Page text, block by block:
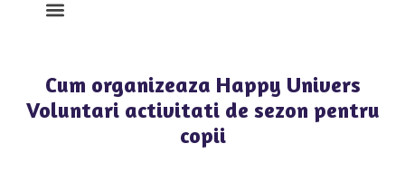
Cum organizeaza Happy Univers
Voluntari activitati de sezon pentru
copii